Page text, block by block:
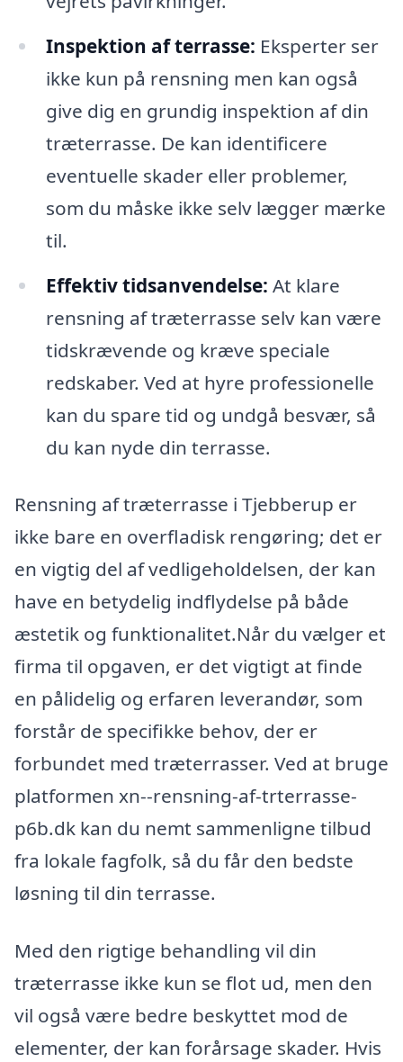
Inspektion af terrasse: Eksperter ser
ikke kun på rensning men kan også
give dig en grundig inspektion af din
træterrasse. De kan identificere
eventuelle skader eller problemer,
som du måske ikke selv lægger mærke
til.
Effektiv tidsanvendelse: At klare
rensning af træterrasse selv kan være
tidskrævende og kræve speciale
redskaber. Ved at hyre professionelle
kan du spare tid og undgå besvær, så
du kan nyde din terrasse.
Rensning af træterrasse i Tjebberup er
ikke bare en overfladisk rengøring; det er
en vigtig del af vedligeholdelsen, der kan
have en betydelig indflydelse på både
æstetik og funktionalitet.Når du vælger et
firma til opgaven, er det vigtigt at finde
en pålidelig og erfaren leverandør, som
forstår de specifikke behov, der er
forbundet med træterrasser. Ved at bruge
platformen xn--rensning-af-trterrasse-
p6b.dk kan du nemt sammenligne tilbud
fra lokale fagfolk, så du får den bedste
løsning til din terrasse.
Med den rigtige behandling vil din
træterrasse ikke kun se flot ud, men den
vil også være bedre beskyttet mod de
elementer, der kan forårsage skader. Hvis